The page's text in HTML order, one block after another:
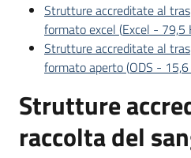
Strutture accreditate al
formato excel (Excel - 79,5
Strutture accreditate al
formato aperto(ODS -
Strutture
raccolta del